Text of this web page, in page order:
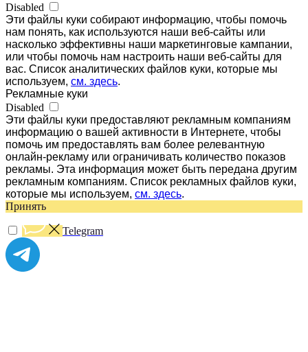
Disabled
Эти файлы куки собирают информацию, чтобы помочь
нам понять, как используются наши веб-сайты или
насколько эффективны наши маркетинговые кампании,
или чтобы помочь нам настроить наши веб-сайты для
вас. Список аналитических файлов куки, которые мы
используем, см. здесь.
Рекламные куки
Disabled
Эти файлы куки предоставляют рекламным компаниям
информацию о вашей активности в Интернете, чтобы
помочь им предоставлять вам более релевантную
онлайн-рекламу или ограничивать количество показов
рекламы. Эта информация может быть передана другим
рекламным компаниям. Список рекламных файлов куки,
которые мы используем, см. здесь.
Принять
Telegram